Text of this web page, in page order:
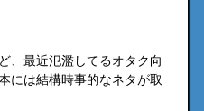
、最近氾濫してるオタク向
には結構時事的なネタが取